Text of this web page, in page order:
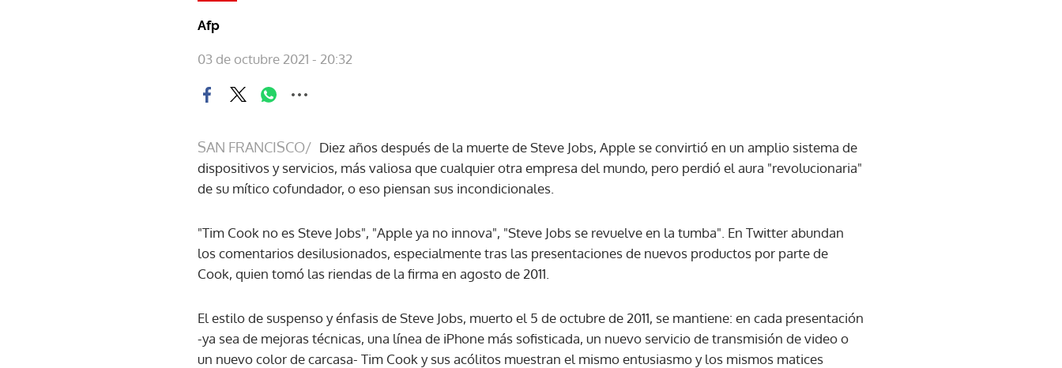
Afp
03 de octubre 2021 - 20:32
SAN FRANCISCO/ Diez años después de la muerte de Steve Jobs, Apple se convirtió en un amplio sistema de
dispositivos y servicios, más valiosa que cualquier otra empresa del mundo, pero perdió el aura "revolucionaria"
de su mítico cofundador, o eso piensan sus incondicionales.
"Tim Cook no es Steve Jobs", "Apple ya no innova", "Steve Jobs se revuelve en la tumba". En Twitter abundan
los comentarios desilusionados, especialmente tras las presentaciones de nuevos productos por parte de
Cook, quien tomó las riendas de la firma en agosto de 2011.
El estilo de suspenso y énfasis de Steve Jobs, muerto el 5 de octubre de 2011, se mantiene: en cada presentación
-ya sea de mejoras técnicas, una línea de iPhone más sofisticada, un nuevo servicio de transmisión de video o
un nuevo color de carcasa- Tim Cook y sus acólitos muestran el mismo entusiasmo y los mismos matices